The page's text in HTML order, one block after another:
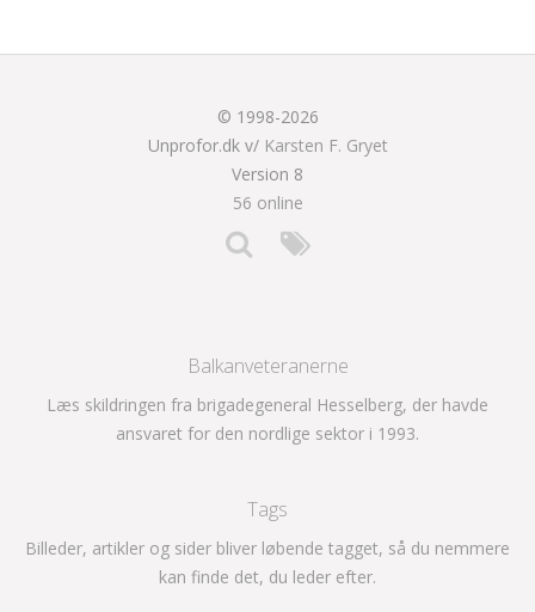
© 1998-2026
Unprofor.dk v/ Karsten F. Gryet
Version 8
56 online
Balkanveteranerne
Læs skildringen fra brigadegeneral Hesselberg, der havde
ansvaret for den nordlige sektor i 1993.
Tags
Billeder, artikler og sider bliver løbende tagget, så du nemmere
kan finde det, du leder efter.